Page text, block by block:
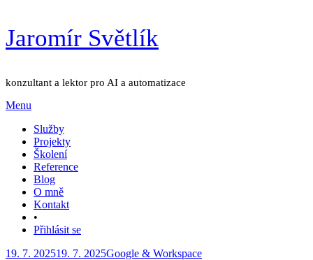
Přejít
k
Jaromír Světlík
konzultant a lektor pro AI a automatizace
Menu
Služby
Projekty
Školení
Reference
Blog
O mně
Kontakt
•
Přihlásit se
Zveřejněno
19. 7. 202519. 7. 2025Google & Workspace